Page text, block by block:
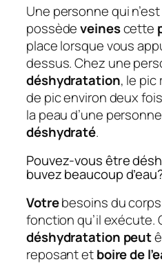
Une personne qui
possèdeveinescette
place lorsque vous
dessus. Chez une
déshydratation, le
de pic environ deux
la peau d’une
déshydraté.
Pouvez-vous être
buvez beaucoup
Votrebesoins du corps
fonction qu’il exécute.
déshydratation peut
reposant etboire de